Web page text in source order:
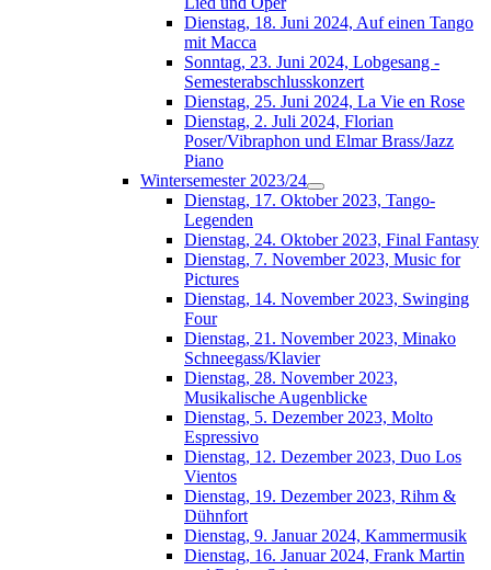
Dienstag, 18. Juni 2024, Auf einen Tango
mit Macca
Sonntag, 23. Juni 2024, Lobgesang -
Semesterabschlusskonzert
Dienstag, 25. Juni 2024, La Vie en Rose
Dienstag, 2. Juli 2024, Florian
Poser/Vibraphon und Elmar Brass/Jazz
Piano
Wintersemester 2023/24
Dienstag, 17. Oktober 2023, Tango-
Legenden
Dienstag, 24. Oktober 2023, Final Fantasy
Dienstag, 7. November 2023, Music for
Pictures
Dienstag, 14. November 2023, Swinging
Four
Dienstag, 21. November 2023, Minako
Schneegass/Klavier
Dienstag, 28. November 2023,
Musikalische Augenblicke
Dienstag, 5. Dezember 2023, Molto
Espressivo
Dienstag, 12. Dezember 2023, Duo Los
Vientos
Dienstag, 19. Dezember 2023, Rihm &
Dühnfort
Dienstag, 9. Januar 2024, Kammermusik
Dienstag, 16. Januar 2024, Frank Martin